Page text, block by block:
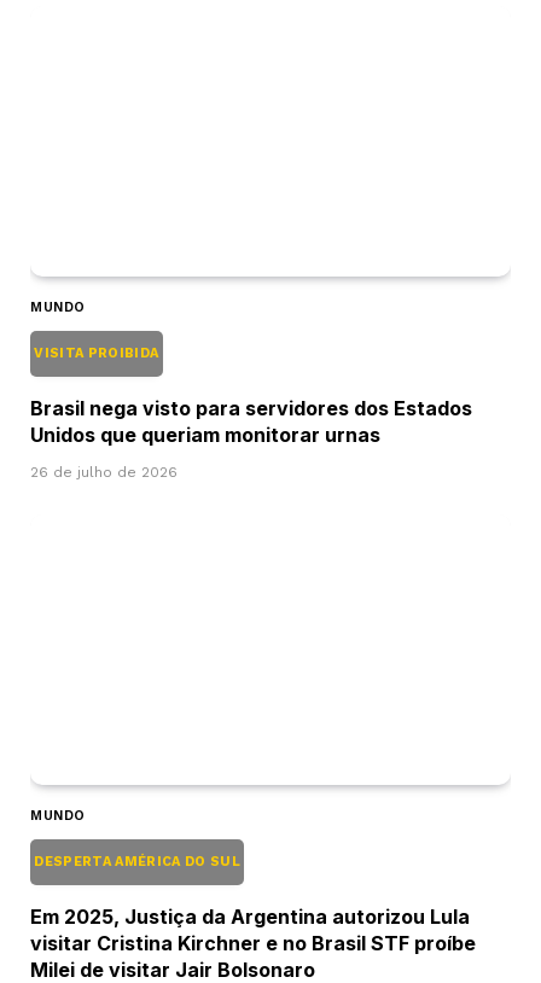
MUNDO
VISITA PROIBIDA
Brasil nega visto para servidores dos Estados
Unidos que queriam monitorar urnas
26 de julho de 2026
MUNDO
DESPERTA AMÉRICA DO SUL
Em 2025, Justiça da Argentina autorizou Lula
visitar Cristina Kirchner e no Brasil STF proíbe
Milei de visitar Jair Bolsonaro